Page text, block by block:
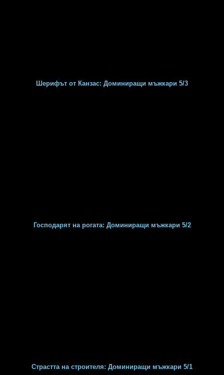
Шерифът от Канзас: Доминиращи мъжкари 5/3
Господарят на рогата: Доминиращи мъжкари 5/2
Страстта на строителя: Доминиращи мъжкари 5/1